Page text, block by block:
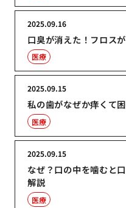
口臭が消えた！フロス
2025.09.16
医療
私の歯がなぜか痒くて
2025.09.15
医療
なぜ？口の中を噛むと
解説
2025.09.15
医療